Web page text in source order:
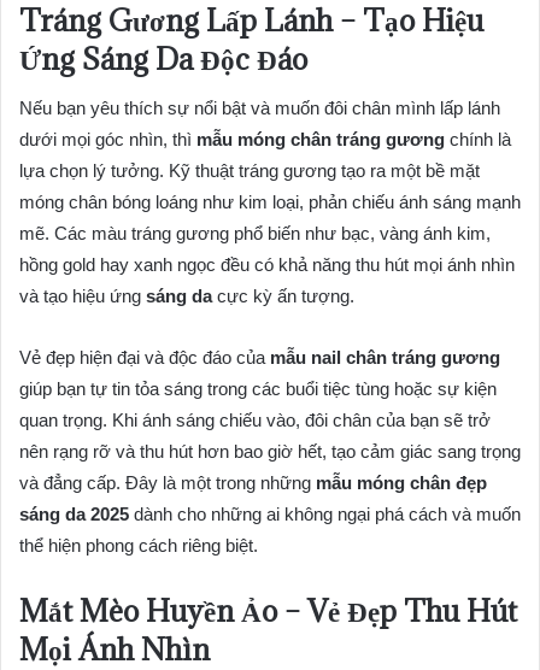
Tráng Gương Lấp Lánh – Tạo Hiệu
Ứng Sáng Da Độc Đáo
Nếu bạn yêu thích sự nổi bật và muốn đôi chân mình lấp lánh
dưới mọi góc nhìn, thì mẫu móng chân tráng gương chính là
lựa chọn lý tưởng. Kỹ thuật tráng gương tạo ra một bề mặt
móng chân bóng loáng như kim loại, phản chiếu ánh sáng mạnh
mẽ. Các màu tráng gương phổ biến như bạc, vàng ánh kim,
hồng gold hay xanh ngọc đều có khả năng thu hút mọi ánh nhìn
và tạo hiệu ứng sáng dacực kỳ ấn tượng.
Vẻ đẹp hiện đại và độc đáo của mẫu nail chân tráng gương
giúp bạn tự tin tỏa sáng trong các buổi tiệc tùng hoặc sự kiện
quan trọng. Khi ánh sáng chiếu vào, đôi chân của bạn sẽ trở
nên rạng rỡ và thu hút hơn bao giờ hết, tạo cảm giác sang trọng
và đẳng cấp. Đây là một trong những mẫu móng chân đẹp
sáng da 2025 dành cho những ai không ngại phá cách và muốn
thể hiện phong cách riêng biệt.
Mắt Mèo Huyền Ảo – Vẻ Đẹp Thu Hút
Mọi Ánh Nhìn